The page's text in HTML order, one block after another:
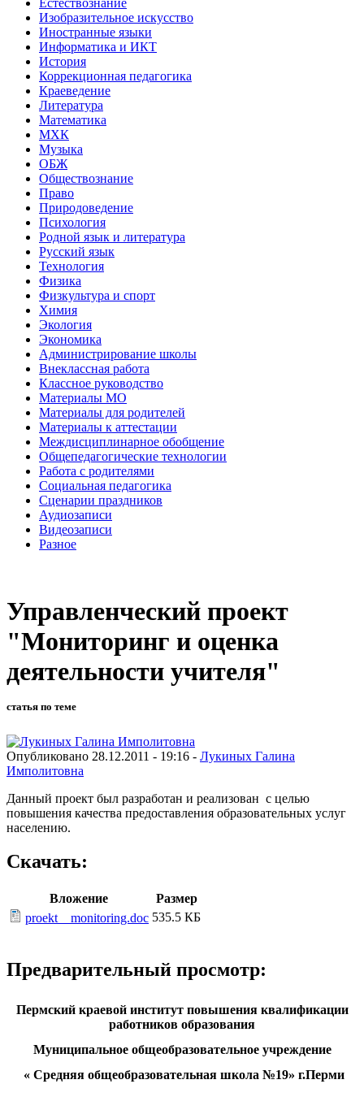
Изобразительное искусство
Иностранные языки
Информатика и ИКТ
История
Коррекционная педагогика
Краеведение
Литература
Математика
МХК
Музыка
ОБЖ
Обществознание
Право
Природоведение
Психология
Родной язык и литература
Русский язык
Технология
Физика
Физкультура и спорт
Химия
Экология
Экономика
Администрирование школы
Внеклассная работа
Классное руководство
Материалы МО
Материалы для родителей
Материалы к аттестации
Междисциплинарное обобщение
Общепедагогические технологии
Работа с родителями
Социальная педагогика
Сценарии праздников
Аудиозаписи
Видеозаписи
Разное
Управленческий проект
"Мониторинг и оценка
деятельности учителя"
статья по теме
Опубликовано 28.12.2011 - 19:16 - Лукиных Галина
Имполитовна
Данный проект был разработан и реализован с целью
повышения качества предоставления образовательных услуг
населению.
Скачать:
Вложение
Размер
proekt__monitoring.doc 535.5 КБ
Предварительный просмотр:
Пермский краевой институт повышения квалификации
работников образования
Муниципальное общеобразовательное учреждение
« Средняя общеобразовательная школа №19» г.Перми